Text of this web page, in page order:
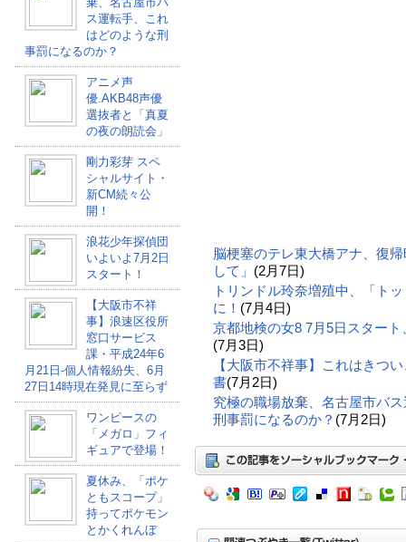
ス運転手、これ
はどのような刑
事罰になるのか？
アニメ声
優.AKB48声優
選抜者と「真夏
の夜の朗読会」
剛力彩芽 スペ
シャルサイト・
新CM続々公
開！
浪花少年探偵団
いよいよ7月2日
スタート！
【大阪市不祥
事】浪速区役所
窓口サービス
課・平成24年6
月21日-個人情報紛失、6月
27日14時現在発見に至らず
ワンピースの
「メガロ」フィ
ギュアで登場！
夏休み、「ポケ
ともスコープ」
持ってポケモン
とかくれんぼ
脳梗塞のテレ東大橋アナ、復
して」 (2月7日)
トリンドル玲奈増殖中、「ト
に！ (7月4日)
京都地検の女8 7月5日スター
(7月3日)
【大阪市不祥事】これはきつ
書(7月2日)
究極の職場放棄、名古屋市バ
刑事罰になるのか？ (7月2日)